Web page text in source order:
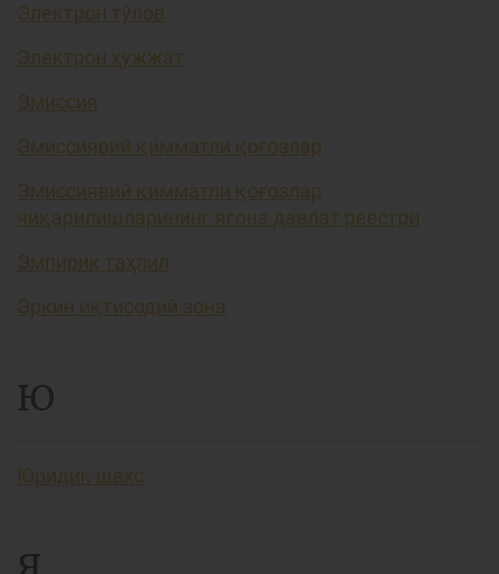
Электрон тўлов
Электрон ҳужжат
Эмиссия
Эмиссиявий қимматли қоғозлар
Эмиссиявий қимматли қоғозлар
чиқарилишларининг ягона давлат реестри
Эмпирик таҳлил
Эркин иқтисодий зона
Ю
Юридик шахс